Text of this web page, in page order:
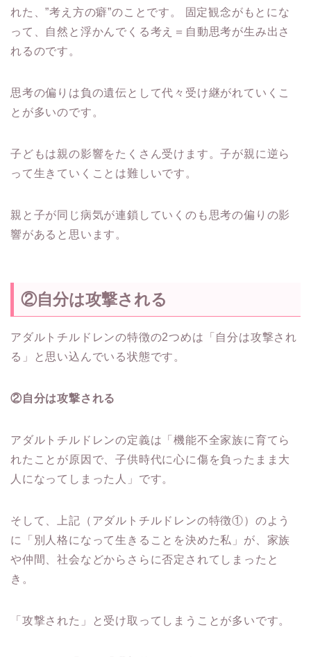
れた、”考え方の癖”のことです。 固定観念がもとにな
って、自然と浮かんでくる考え＝自動思考が生み出さ
れるのです。
思考の偏りは負の遺伝として代々受け継がれていくこ
とが多いのです。
子どもは親の影響をたくさん受けます。子が親に逆ら
って生きていくことは難しいです。
親と子が同じ病気が連鎖していくのも思考の偏りの影
響があると思います。
②自分は攻撃される
アダルトチルドレンの特徴の2つめは「自分は攻撃され
る」と思い込んでいる状態です。
②自分は攻撃される
アダルトチルドレンの定義は「機能不全家族に育てら
れたことが原因で、子供時代に心に傷を負ったまま大
人になってしまった人」です。
そして、上記（アダルトチルドレンの特徴①）のよう
に「別人格になって生きることを決めた私」が、家族
や仲間、社会などからさらに否定されてしまったと
き。
「攻撃された」と受け取ってしまうことが多いです。